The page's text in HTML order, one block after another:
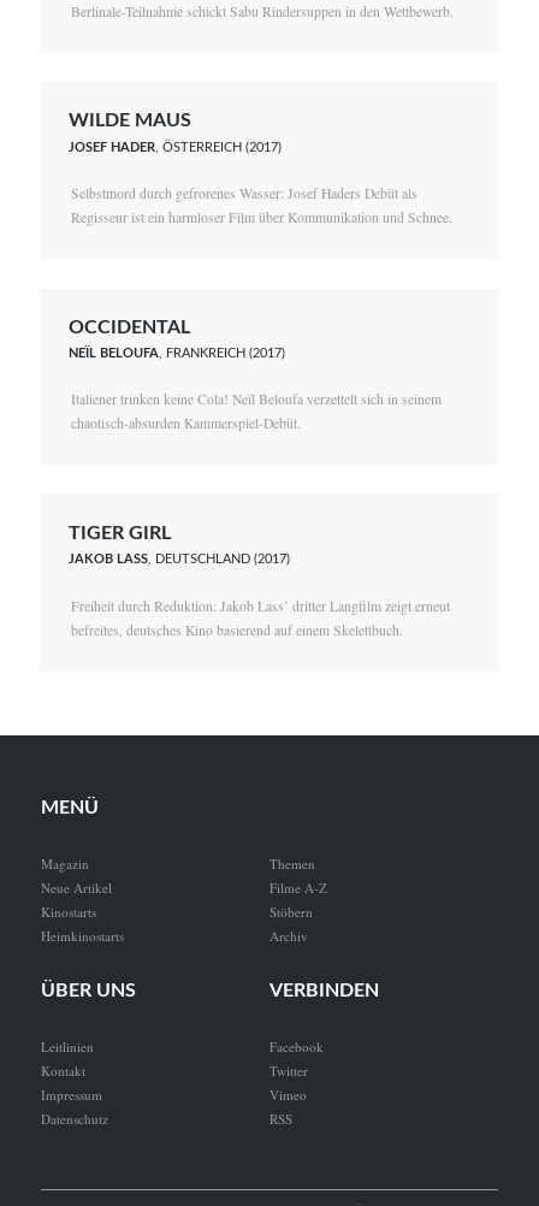
Berlinale-Teilnahme schickt Sabu Rindersuppen in den Wettbewerb.
WILDE MAUS
JOSEF HADER , ÖSTERREICH (2017)
Selbstmord durch gefrorenes Wasser: Josef Haders Debüt als
Regisseur ist ein harmloser Film über Kommunikation und Schnee.
OCCIDENTAL
NEÏL BELOUFA , FRANKREICH (2017)
Italiener trinken keine Cola! Neïl Beloufa verzettelt sich in seinem
chaotisch-absurden Kammerspiel-Debüt.
TIGER GIRL
JAKOB LASS, DEUTSCHLAND (2017)
Freiheit durch Reduktion: Jakob Lass’ dritter Langfilm zeigt erneut
befreites, deutsches Kino basierend auf einem Skelettbuch.
MENÜ
Magazin
Neue Artikel
Kinostarts
Heimkinostarts
Themen
Filme A-Z
Stöbern
Archiv
ÜBER UNS
Leitlinien
Kontakt
Impressum
Datenschutz
VERBINDEN
Facebook
Twitter
Vimeo
RSS